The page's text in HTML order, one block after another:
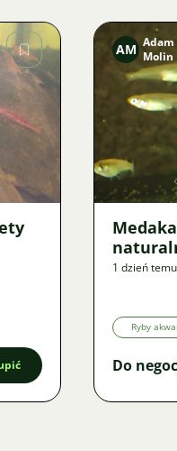
AM Adam
Molin
1 dzień temu
Ryby
Do